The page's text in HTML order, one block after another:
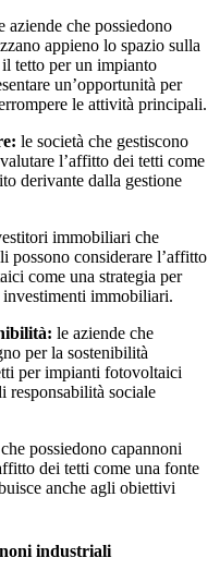
aziende che possiedono
appieno lo spazio sulla
tetto per un impianto
un’opportunità per
le attività principali.
le società che gestiscono
l’affitto dei tetti come
derivante dalla gestione
immobiliari che
possono considerare l’affitto
come una strategia per
immobiliari.
le aziende che
per la sostenibilità
per impianti fotovoltaici
responsabilità sociale
possiedono capannoni
dei tetti come una fonte
anche agli obiettivi
industriali